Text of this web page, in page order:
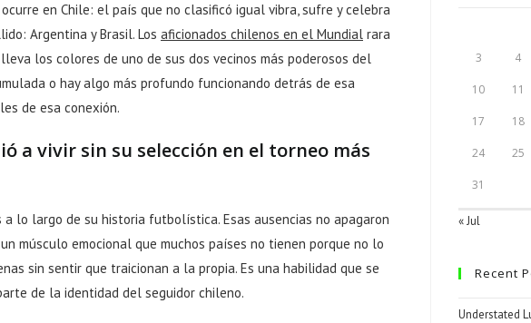
en Chile: el país que no clasificó igual vibra, sufre y celebra
Argentina y Brasil. Los aficionados chilenos en el Mundial rara
los colores de uno de sus dos vecinos más poderosos del
o hay algo más profundo funcionando detrás de esa
de esa conexión.
a vivir sin su selección en el torneo más
lo largo de su historia futbolística. Esas ausencias no apagaron
músculo emocional que muchos países no tienen porque no lo
sin sentir que traicionan a la propia. Es una habilidad que se
de la identidad del seguidor chileno.
3 4
10 11
17 18
24 25
31
« Jul
Recent
Understated